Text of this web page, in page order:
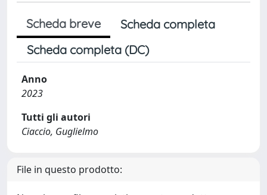
Scheda breve
Scheda completa
Scheda completa (DC)
Anno
2023
Tutti gli autori
Ciaccio, Guglielmo
File in questo prodotto: